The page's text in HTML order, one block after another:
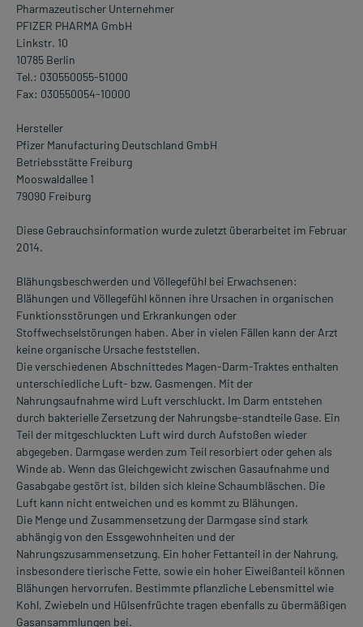
Pharmazeutischer Unternehmer
PFIZER PHARMA GmbH
Linkstr. 10
10785 Berlin
Tel.: 030550055-51000
Fax: 030550054-10000
Hersteller
Pfizer Manufacturing Deutschland GmbH
Betriebsstätte Freiburg
Mooswaldallee 1
79090 Freiburg
Diese Gebrauchsinformation wurde zuletzt überarbeitet im Februar
2014.
Blähungsbeschwerden und Völlegefühl bei Erwachsenen:
Blähungen und Völlegefühl können ihre Ursachen in organischen
Funktionsstörungen und Erkrankungen oder
Stoffwechselstörungen haben. Aber in vielen Fällen kann der Arzt
keine organische Ursache feststellen.
Die verschiedenen Abschnittedes Magen-Darm-Traktes enthalten
unterschiedliche Luft- bzw. Gasmengen. Mit der
Nahrungsaufnahme wird Luft verschluckt. Im Darm entstehen
durch bakterielle Zersetzung der Nahrungsbe-standteile Gase. Ein
Teil der mitgeschluckten Luft wird durch Aufstoßen wieder
abgegeben. Darmgase werden zum Teil resorbiert oder gehen als
Winde ab. Wenn das Gleichgewicht zwischen Gasaufnahme und
Gasabgabe gestört ist, bilden sich kleine Schaumbläschen. Die
Luft kann nicht entweichen und es kommt zu Blähungen.
Die Menge und Zusammensetzung der Darmgase sind stark
abhängig von den Essgewohnheiten und der
Nahrungszusammensetzung. Ein hoher Fettanteil in der Nahrung,
insbesondere tierische Fette, sowie ein hoher Eiweißanteil können
Blähungen hervorrufen. Bestimmte pflanzliche Lebensmittel wie
Kohl, Zwiebeln und Hülsenfrüchte tragen ebenfalls zu übermäßigen
Gasansammlungen bei.